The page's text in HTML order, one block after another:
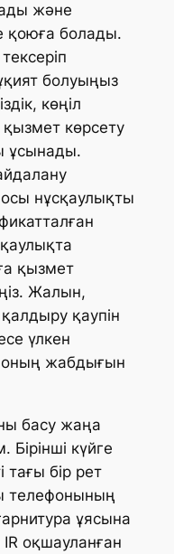
және
қоюға болады.
болуыңыз
көңіл
көрсету
ұсынады.
осы нұсқаулықты
қызмет
Жалын,
қаупін
үлкен
жабдығын
басу жаңа
Бірінші күйге
тағы бір рет
телефонының
ұясына
оқшауланған